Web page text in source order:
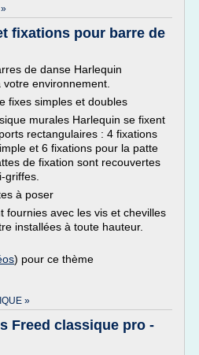
fixations pour barre de
de danse Harlequin
environnement.
fixes simples et doubles
murales Harlequin se fixent
rectangulaires : 4 fixations
et 6 fixations pour la patte
de fixation sont recouvertes
griffes.
à poser
fournies avec les vis et chevilles
installées à toute hauteur.
) pour ce thème
»
Freed classique pro -